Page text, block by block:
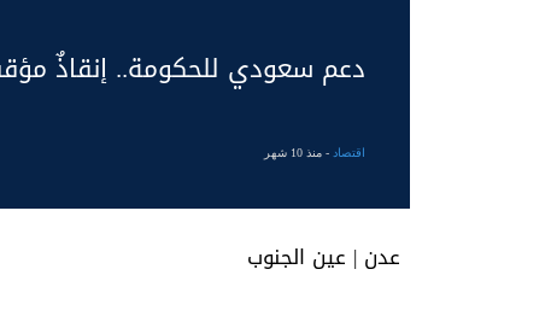
دعم سعودي للحكومة.. إنقاذٌ
اقتصاد - منذ 10 شهر
عدن | عين الجنوب